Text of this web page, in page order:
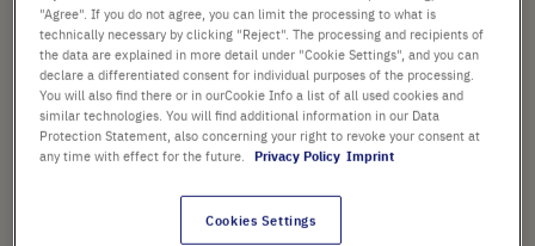
Die ungefähre maximale
"Agree". If you do not agree, you can limit the processing to what is
technically necessary by clicking "Reject". The processing and recipients of
the data are explained in more detail under "Cookie Settings", and you can
declare a differentiated consent for individual purposes of the processing.
You will also find there or in ourCookie Info a list of all used cookies and
similar technologies. You will find additional information in our Data
Protection Statement, also concerning your right to revoke your consent at
any time with effect for the future.
Privacy Policy Imprint
Cookies Settings